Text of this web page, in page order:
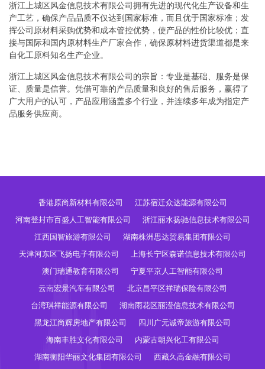
浙江上城区风金信息技术有限公司拥有先进的现代化生产设备和生
产工艺，确保产品品质不仅达到国家标准，而且优于国家标准；发
挥公司原材料采购优势和成本管控优势，使产品的性价比较优；直
接与国际和国内原材料生产厂家合作，确保原材料进货渠道都是来
自化工原料知名生产企业。
浙江上城区风金信息技术有限公司的宗旨：专业是基础、服务是保
证、质量是信誉。凭借可靠的产品质量和良好的售后服务，赢得了
广大用户的认可，产品应用涵盖多个行业，并连续多年成为指定产
品服务供应商。
香港原尚新材料有限公司
江苏宿迁众达能源有限公司
河南登封市百盛人工智能有限公司
浙江丽水扬驰信息技术有限公司
江西国智旅游有限公司
湖南株洲思达贸易集团有限公司
天津河东区飞扬电子有限公司
上海长宁区森诺信息技术有限公司
澳门瑞通教育有限公司
宁夏平京人工智能有限公司
云南宏景汽车有限公司
北京昌平区祥瑞保险有限公司
台湾琪祥能源有限公司
湖南雨花区丽滢信息技术有限公司
黑龙江尚辉房地产有限公司
四川广元诚帝旅游有限公司
海南丰胜文化有限公司
内蒙古朝兴化工有限公司
湖南衡阳华丽文化集团有限公司
西藏久高金融有限公司